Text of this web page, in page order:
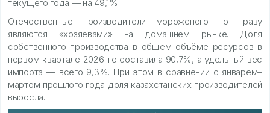
текущего года — на 49,1%.
Отечественные производители мороженого по праву
являются «хозяевами» на домашнем рынке. Доля
собственного производства в общем объёме ресурсов в
первом квартале 2026-го составила 90,7%, а удельный вес
импорта — всего 9,3%. При этом в сравнении с январём–
мартом прошлого года доля казахстанских производителей
выросла.